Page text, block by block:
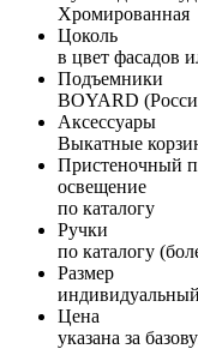
Хромированная
Цоколь
в цвет фасадов
Подъемники
BOYARD
Аксессуары
Выкатные
Пристеночный
освещение
по каталогу
Ручки
по каталогу
Размер
индивидуальный
Цена
указана за